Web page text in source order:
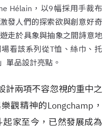
Hélain，以9幅採用手裁布
發人們的探索欲與創意好奇
走於具象與抽象之間詩意地
看該系列從T恤、絲巾、托
單品設計亮點。
計兩項不容忽視的重中之
觀精神的Longchamp，
家至今，已然發展成為